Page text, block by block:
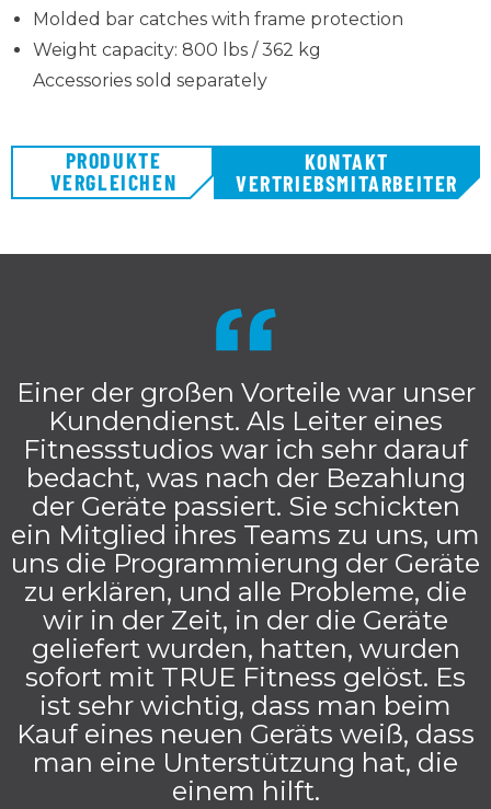
Molded bar catches with frame protection
Weight capacity: 800 lbs / 362 kg
Accessories sold separately
PRODUKTE
VERGLEICHEN
KONTAKT
VERTRIEBSMITARBEITER
Einer der großen Vorteile war unser
Kundendienst. Als Leiter eines
Fitnessstudios war ich sehr darauf
bedacht, was nach der Bezahlung
der Geräte passiert. Sie schickten
ein Mitglied ihres Teams zu uns, um
uns die Programmierung der Geräte
zu erklären, und alle Probleme, die
wir in der Zeit, in der die Geräte
geliefert wurden, hatten, wurden
sofort mit TRUE Fitness gelöst. Es
ist sehr wichtig, dass man beim
Kauf eines neuen Geräts weiß, dass
man eine Unterstützung hat, die
einem hilft.